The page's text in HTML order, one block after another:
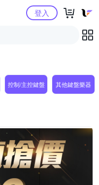
購物中心登入
控制/主控鍵盤 其他鍵盤樂器